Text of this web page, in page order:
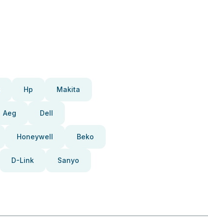
Hp Makita
Aeg Dell
Honeywell Beko
D-Link Sanyo